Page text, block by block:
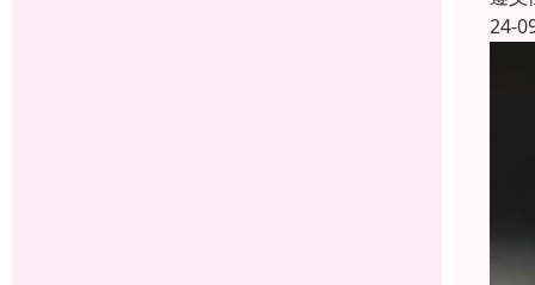
24-